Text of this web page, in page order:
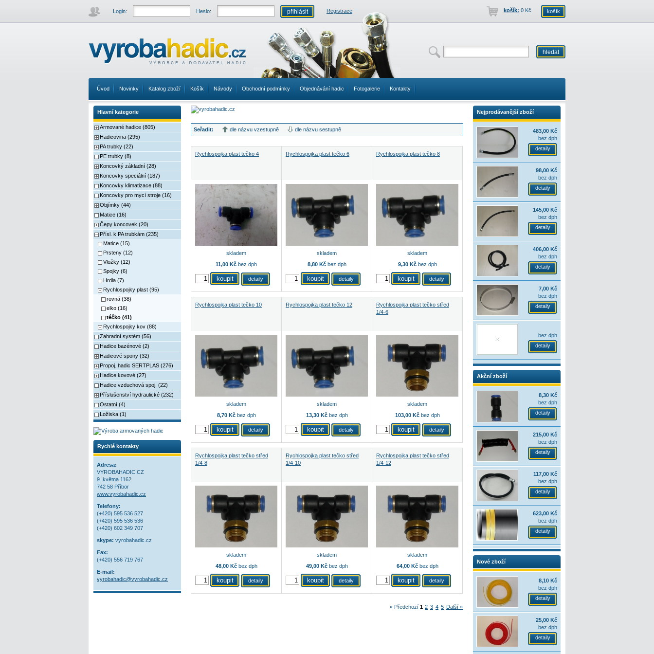
košík: 0 Kč košík
Login: Heslo: Registrace
Úvod Novinky Katalog zboží Košík Návody Obchodní podmínky Objednávání hadic Fotogalerie Kontakty
Hlavní kategorie
Armované hadice (805)
Hadicovina (295)
PA trubky (22)
PE trubky (8)
Koncovký základní (28)
Koncovky speciální (187)
Koncovky klimatizace (88)
Koncovky pro mycí stroje (16)
Objímky (44)
Matice (16)
Čepy koncovek (20)
Přísl. k PA trubkám (235)
Matice (15)
Prsteny (12)
Vložky (12)
Spojky (6)
Hrdla (7)
Rychlospojky plast (95)
rovná (38)
elko (16)
téčko (41)
Rychlospojky kov (88)
Zahradní systém (56)
Hadice bazénové (2)
Hadicové spony (32)
Propoj. hadic SERTPLAS (276)
Hadice kovové (27)
Hadice vzduchová spoj. (22)
Příslušenství hydraulické (232)
Ostatní (4)
Ložiska (1)
Rychlé kontakty
Adresa:
VYROBAHADIC.CZ
9. května 1162
742 58 Příbor
www.vyrobahadic.cz
Telefony:
(+420) 595 536 527
(+420) 595 536 536
(+420) 602 349 707
skype: vyrobahadic.cz
Fax:
(+420) 556 719 767
E-mail:
vyrobahadic@vyrobahadic.cz
Nejprodávanější zboží
483,00 Kč
bez dph
detaily
98,00 Kč
bez dph
detaily
145,00 Kč
bez dph
detaily
406,00 Kč
bez dph
detaily
7,00 Kč
bez dph
detaily
bez dph
detaily
Akční zboží
8,30 Kč
bez dph
detaily
215,00 Kč
bez dph
detaily
117,00 Kč
bez dph
detaily
623,00 Kč
bez dph
detaily
Nové zboží
8,10 Kč
bez dph
detaily
25,00 Kč
bez dph
detaily
Seřadit: dle názvu vzestupně dle názvu sestupně
Rychlospojka plast tečko 4
skladem
11,00 Kč bez dph
detaily
Rychlospojka plast tečko 6
skladem
8,80 Kčbez dph
detaily
Rychlospojka plast tečko 8
skladem
9,30 Kčbez dph
detaily
Rychlospojka plast tečko 10
skladem
8,70 Kčbez dph
detaily
Rychlospojka plast tečko 12
skladem
13,30 Kčbez dph
detaily
Rychlospojka plast tečko střed
1/4-6
skladem
103,00 Kčbez dph
detaily
Rychlospojka plast tečko střed
1/4-8
skladem
48,00 Kčbez dph
detaily
Rychlospojka plast tečko střed
1/4-10
skladem
49,00 Kčbez dph
detaily
Rychlospojka plast tečko střed
1/4-12
skladem
64,00 Kčbez dph
detaily
« Předchozí 1 2 3 4 5 Další »